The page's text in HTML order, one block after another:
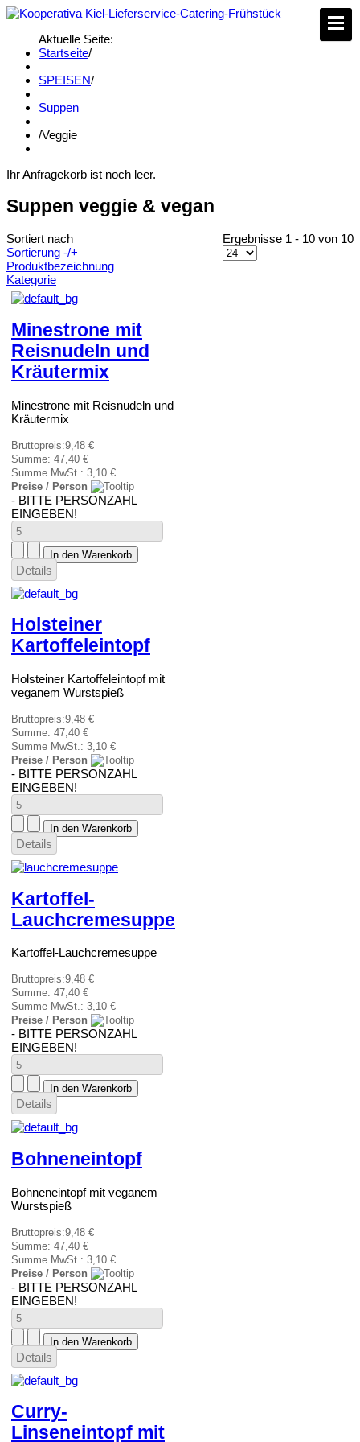
Aktuelle Seite:
Startseite/
SPEISEN/
Suppen
/Veggie
Ihr Anfragekorb ist noch leer.
Suppen veggie & vegan
Sortiert nach
Sortierung -/+
Produktbezeichnung
Kategorie
Ergebnisse 1 - 10 von 10
Minestrone mit
Reisnudeln und
Kräutermix
Minestrone mit Reisnudeln und
Kräutermix
Bruttopreis:9,48 €
Summe: 47,40 €
Summe MwSt.: 3,10 €
Preise / Person
- BITTE PERSONZAHL
EINGEBEN!
Details
Holsteiner
Kartoffeleintopf
Holsteiner Kartoffeleintopf mit
veganem Wurstspieß
Bruttopreis:9,48 €
Summe: 47,40 €
Summe MwSt.: 3,10 €
Preise / Person
- BITTE PERSONZAHL
EINGEBEN!
Details
Kartoffel-
Lauchcremesuppe
Kartoffel-Lauchcremesuppe
Bruttopreis:9,48 €
Summe: 47,40 €
Summe MwSt.: 3,10 €
Preise / Person
- BITTE PERSONZAHL
EINGEBEN!
Details
Bohneneintopf
Bohneneintopf mit veganem
Wurstspieß
Bruttopreis:9,48 €
Summe: 47,40 €
Summe MwSt.: 3,10 €
Preise / Person
- BITTE PERSONZAHL
EINGEBEN!
Details
Curry-
Linseneintopf mit